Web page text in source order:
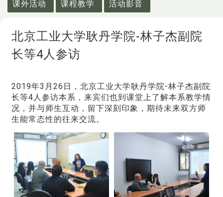
课外活动
课程教学 活动影音
北京工业大学耿丹学院-林子杰副院
长等4人参访
2019年3月26日，北京工业大学耿丹学院-林子杰副院
长等4人参访本系，来宾们也到课堂上了解本系教学情
况，并与师生互动，留下深刻印象，期待未来双方师
生能常态性的往来交流。